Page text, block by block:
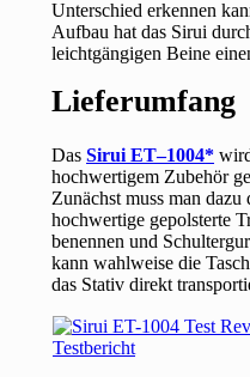
Unterschied erkennen
Aufbau hat das Sirui
leichtgängigen Beine
Lieferumfang
DasSirui ET–1004
hochwertigem Zubehör
Zunächst muss man dazu
hochwertige gepolsterte
benennen und
kann wahlweise die
das Stativ direkt